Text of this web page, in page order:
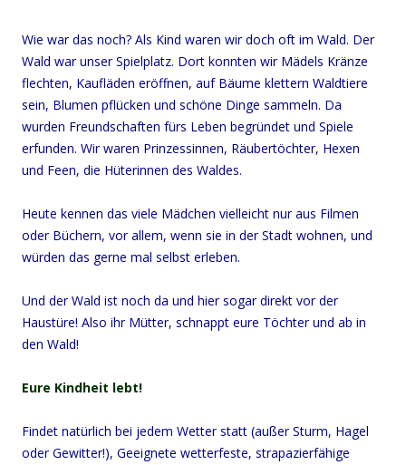
Wie war das noch? Als Kind waren wir doch oft im Wald. Der
Wald war unser Spielplatz. Dort konnten wir Mädels Kränze
flechten, Kaufläden eröffnen, auf Bäume klettern Waldtiere
sein, Blumen pflücken und schöne Dinge sammeln. Da
wurden Freundschaften fürs Leben begründet und Spiele
erfunden. Wir waren Prinzessinnen, Räubertöchter, Hexen
und Feen, die Hüterinnen des Waldes.
Heute kennen das viele Mädchen vielleicht nur aus Filmen
oder Büchern, vor allem, wenn sie in der Stadt wohnen, und
würden das gerne mal selbst erleben.
Und der Wald ist noch da und hier sogar direkt vor der
Haustüre! Also ihr Mütter, schnappt eure Töchter und ab in
den Wald!
Eure Kindheit lebt!
Findet natürlich bei jedem Wetter statt (außer Sturm, Hagel
oder Gewitter!), Geeignete wetterfeste, strapazierfähige